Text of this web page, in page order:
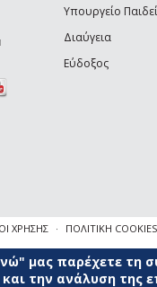
sends e-mail)
Υπουργείο
Διαύγεια
Εύδοξος
ΧΡΗΣΗΣ ΠΟΛΙΤΙΚΗ COOKIES
μας παρέχετε τη
την ανάλυση της